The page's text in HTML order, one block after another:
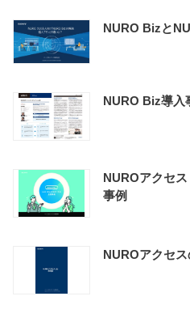
NURO Bizと
NURO Biz導入
NUROアクセ
事例
NUROアクセ